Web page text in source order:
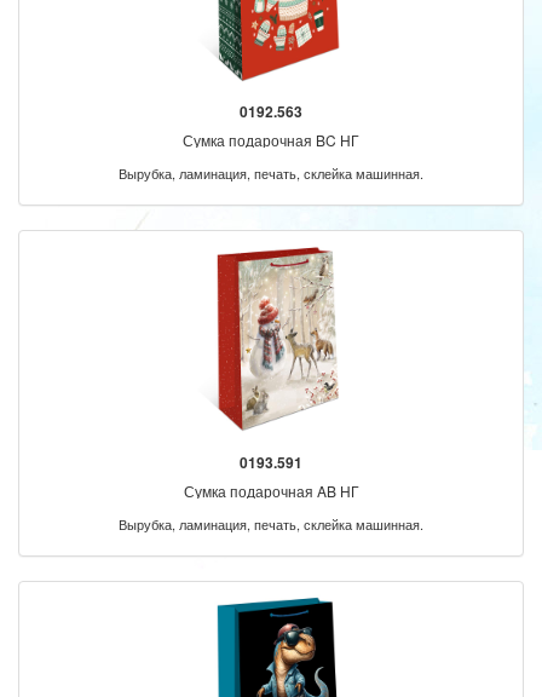
0192.563
Сумка подарочная BC НГ
Вырубка, ламинация, печать, склейка машинная.
0193.591
Сумка подарочная AB НГ
Вырубка, ламинация, печать, склейка машинная.